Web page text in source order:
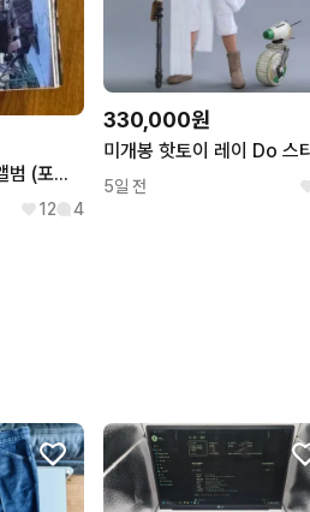
코르티스 1집 개봉 앨범 (포토카드 포함)
12 4
330,000원
5일 전